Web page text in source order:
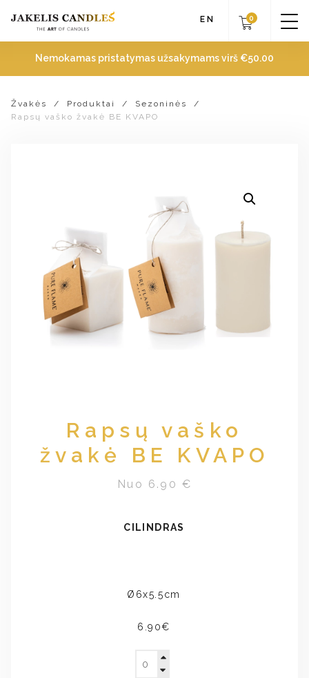
Nemokamas pristatymas užsakymams virš €50.00
EN 0
Žvakės / Produktai / Sezoninės
/
Rapsų vaško žvakė BE KVAPO
Rapsų vaško
žvakė BE KVAPO
Nuo 6.90 €
CILINDRAS
Ø6x5.5cm
6.90€